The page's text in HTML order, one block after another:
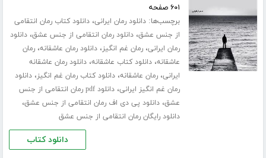
۶۰۱ صفحه
برچسب‌ها:دانلود رمان ایرانی،دانلود کتاب رمان انتقامی
از جنس عشق،دانلود رمان انتقامی از جنس عشق،دانلود
رمان ایرانی،رمان غم انگیز،دانلود رمان عاشقانه،رمان
عاشقانه،دانلود کتاب عاشقانه،دانلود رمان عاشقانه
ایرانی،رمان عاشقانه،دانلود کتاب رمان غم انگیز،دانلود
رمان غم انگیز ایرانی،
دانلود pdf رمان انتقامی از جنس
عشق،دانلود پی دی اف رمان انتقامی از جنس عشق،
دانلود رایگان رمان انتقامی از جنس عشق
دانلود کتاب